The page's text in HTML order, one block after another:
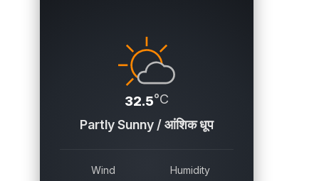
32.5°C
Partly Sunny / आंशिक धूप
Wind Humidity